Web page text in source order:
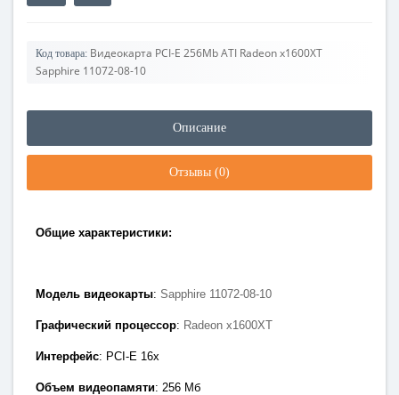
Код товара: Видеокарта PCI-E 256Mb ATI Radeon x1600XT
Sapphire 11072-08-10
Описание
Отзывы (0)
Общие характеристики:
Модель видеокарты: Sapphire 11072-08-10
Графический процессор: Radeon x1600XT
Интерфейс: PCI-E 1 6x
Объем видеопамяти: 256 Мб